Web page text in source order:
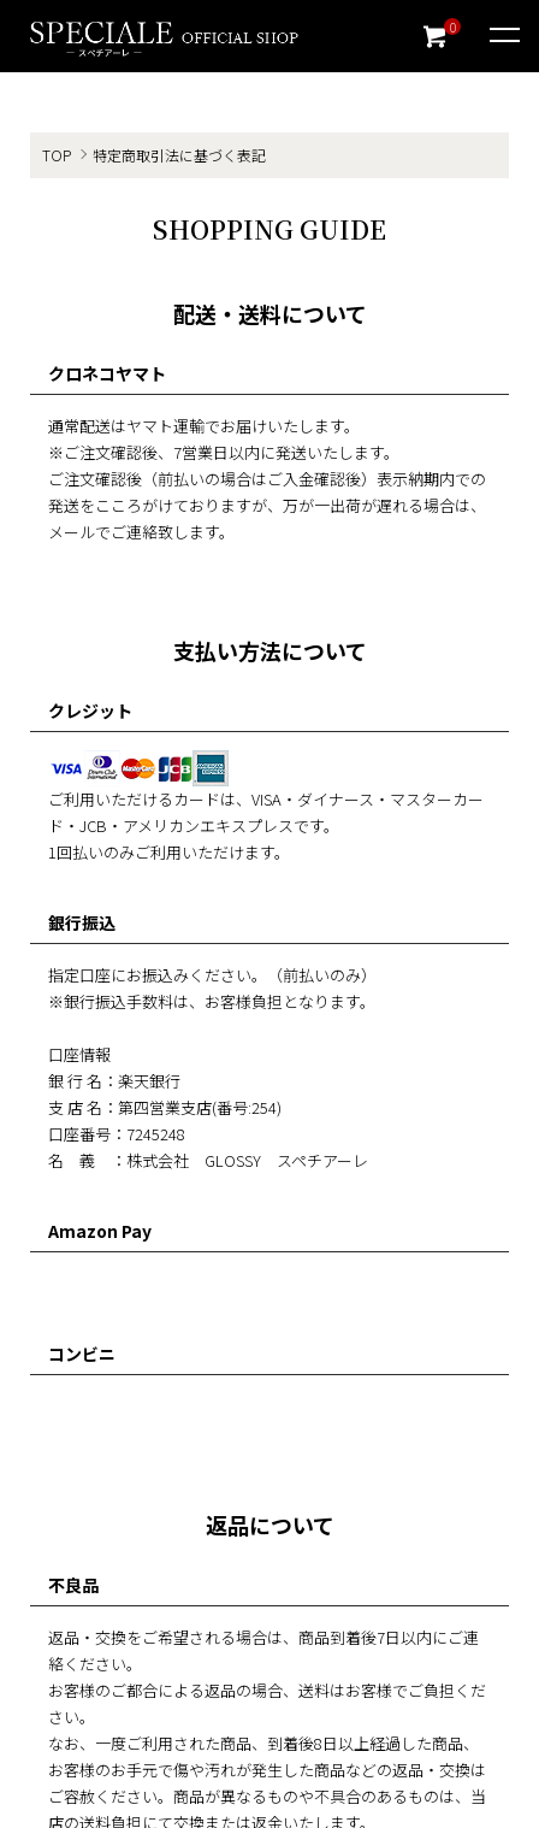
0
TOP 特定商取引法に基づく表記
SHOPPING GUIDE
配送・送料について
クロネコヤマト
通常配送はヤマト運輸でお届けいたします。
※ご注文確認後、7営業日以内に発送いたします。
ご注文確認後（前払いの場合はご入金確認後）表示納期内での
発送をこころがけておりますが、万が一出荷が遅れる場合は、
メールでご連絡致します。
支払い方法について
クレジット
ご利用いただけるカードは、VISA・ダイナース・マスターカー
ド・JCB・アメリカンエキスプレスです。
1回払いのみご利用いただけます。
銀行振込
指定口座にお振込みください。（前払いのみ）
※銀行振込手数料は、お客様負担となります。
口座情報
銀 行 名：楽天銀行
支 店 名：第四営業支店(番号:254)
口座番号：7245248
名 義 ：株式会社 GLOSSY スペチアーレ
Amazon Pay
コンビニ
返品について
不良品
返品・交換をご希望される場合は、商品到着後7日以内にご連
絡ください。
お客様のご都合による返品の場合、送料はお客様でご負担くだ
さい。
なお、一度ご利用された商品、到着後8日以上経過した商品、
お客様のお手元で傷や汚れが発生した商品などの返品・交換は
ご容赦ください。商品が異なるものや不具合のあるものは、当
店の送料負担にて交換または返金いたします。